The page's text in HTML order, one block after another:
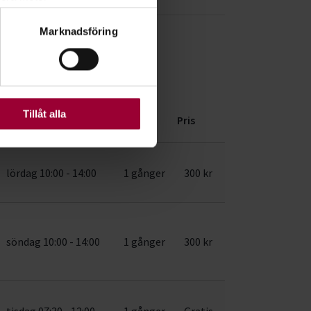
. Du kan ändra
Vissa kakor är
Marknadsföring
Tillåt alla
län
Dag/tid Pris
lördag 10:00 - 14:00 1 gånger 300 kr
söndag 10:00 - 14:00 1 gånger 300 kr